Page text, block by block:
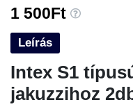
Leírás
Intex S1
jakuzzihoz
1 500Ft